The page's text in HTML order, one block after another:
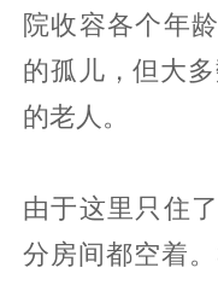
院收容各个年
的孤儿，但大
的老人。
由于这里只住
分房间都空着